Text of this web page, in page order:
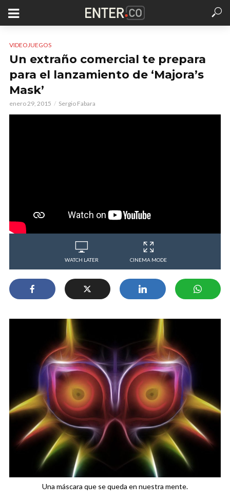
VIDEOJUEGOS
Un extraño comercial te prepara
para el lanzamiento de ‘Majora’s
Mask’
enero 29, 2015 Sergio Fabara
WATCH LATER CINEMA MODE
Una máscara que se queda en nuestra mente.